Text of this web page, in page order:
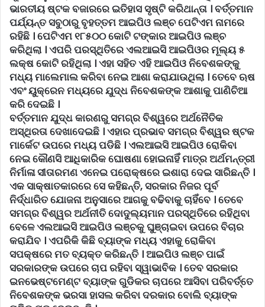
ଭାରତୀୟ ଷ୍ଟକ ବଜାରରେ ଇତିହାସ ସୃଷ୍ଟି କରିଥାନ୍ତା । ବର୍ତ୍ତମାନ
ପର୍ଯ୍ୟନ୍ତ ସବୁଠାରୁ ବୃହତ୍ତମ ଆଇପିଓ ଲଞ୍ଚ ପେଟିଏମ ନାମରେ
ରହିଛି । ପେଟିଏମ ୧୮୫୦୦ କୋଟି ଟଙ୍କାର ଆଇପିଓ ଲଞ୍ଚ
କରିଥିଲା । ଏପରି ପରସ୍ଥିତିରେ ଏଲଆଇସି ଆଇପିଓର ମୂଲ୍ୟ ୫
ଲକ୍ଷ କୋଟି ରହିଥିଲା । ଏହା ସହିତ ଏହି ଆଇପିଓ ନିବେଶକଙ୍କୁ
ମଧ୍ୟ ମାଲେମାଲ କରିବା ନେଇ ଆଶା କରାଯାଉଥିଲା । ତେବେ ଋଷ
ଏବଂ ୟୁକ୍ରେନ ମଧ୍ୟରେ ଯୁଦ୍ଧ ନିବେଶକଙ୍କ ଆଶାକୁ ପାଣିଚିଆ
କରି ଦେଇଛି ।
ବର୍ତ୍ତମାନ ଯୁଦ୍ଧ କାରଣରୁ ସମଗ୍ର ବିଶ୍ୱରେ ଅର୍ଥନୈତିକ
ଅସ୍ଥିରତା ଦେଖାଦେଇଛି । ଏହାର ପ୍ରଭାବ ସମଗ୍ର ବିଶ୍ୱର ଷ୍ଟକ
ମାର୍କେଟ ଉପରେ ମଧ୍ୟ ପଡିଛି । ଏଲଆଇସି ଆଇପିଓ ରୋକିବା
ନେଇ କୌଣସି ଆଧିକାରିକ ଘୋଷଣା ହୋଇନାହିଁ ମାତ୍ର ଅର୍ଥମନ୍ତ୍ରୀ
ନିର୍ମାଳା ସୀତାରମଣ ଏନେଇ ପରୋକ୍ଷରେ ଇଶାରା ଦେଇ ସାରିଛନ୍ତି ।
ଏକ ସାକ୍ଷାତକାରରେ ସେ କହିଛନ୍ତି, ସରକାର ନିଜର ପୂର୍ବ
ନିର୍ଦ୍ଧାରିତ ଯୋଜନା ଅନୁସାରେ ଆଗକୁ ବଢିବାକୁ ଚାହିଁବେ । ତେବେ
ସମଗ୍ର ବିଶ୍ୱର ଅର୍ଥନୀତି ଦୋଦୁଲ୍ୟମାନ ପରସ୍ଥିତିରେ ରହିଥିବା
ବେଳେ ଏଲଆଇସି ଆଇପିଓ ଲଞ୍ଚକୁ ଘୁଞ୍ଚାଇବା ଉପରେ ବିଚାର
କରାଯିବ । ଏପରିକି କିଛି ବ୍ୟାଙ୍କ ମଧ୍ୟ ଏହାକୁ ରୋକିବା
ସପକ୍ଷରେ ମତ ବ୍ୟକ୍ତ କରିଛନ୍ତି । ଆଇପିଓ ଲଞ୍ଚ ପାଇଁ
ସରକାରଙ୍କ ଉପରେ ଚାପ ରହିବା ସ୍ୱାଭାବିକ । ତେବ ସରକାର
ଇନଭେଷ୍ଟମେଣ୍ଟ ବ୍ୟାଙ୍କ ଗୁଡିକର ଚାପରେ ଆସିବା ପରିବର୍ତ୍ତେ
ନିବେଶକଙ୍କ ଭରସା ହାସଲ କରିବା ଦରକାର ବୋଲି ବ୍ୟାଙ୍କ